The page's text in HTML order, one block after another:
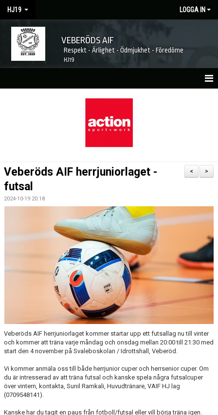
HJ19 LOGGA IN
VEBERÖDS AIF
Respekt - Ärlighet - Ödmjukhet - Föredöme
HJ19
TRUPPEN
KONTAKT
>
<
Veberöds AIF herrjuniorlaget -
futsal
2024-10-19 20:18
Veberöds AIF herrjuniorlaget kommer startar upp ett futsallag nu till vinter
och kommer att träna varje måndag och onsdag mellan 20:00 till 21:30 med
start den 4 november på Svaleboskolan / Idrottshall, Veberöd.
Vi kommer anmäla oss till både herrjunior cuper och herrsenior cuper. Om
du är intresserad av att träna futsal och kanske spela några futsalcuper
över vintern, kontakta, Sunil Ramkali, Huvudtränare, VAIF HJ lag
(0709548141).
Kanske har du tagit en paus från fotboll/futsal eller vill börja träna igen.